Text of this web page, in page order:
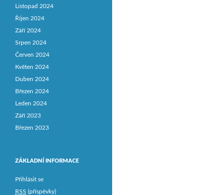
Listopad 2024
Říjen 2024
Září 2024
Srpen 2024
Červen 2024
Květen 2024
Duben 2024
Březen 2024
Leden 2024
Září 2023
Březen 2023
ZÁKLADNÍ INFORMACE
Přihlásit se
RSS (příspěvky)